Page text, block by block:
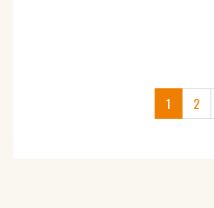
1 (current)
2